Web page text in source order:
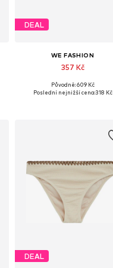
DEAL
WE FASHION
357 Kč
Dostupné velikosti: M
Původně: 609 Kč
Poslední nejnižší cena:318 Kč
DEAL